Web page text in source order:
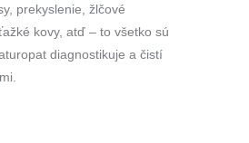
prekyslenie, žlčové
kovy, atď – to všetko sú
diagnostikuje a čistí